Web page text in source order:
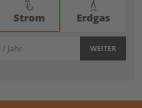
Strom Erdgas
WEITER